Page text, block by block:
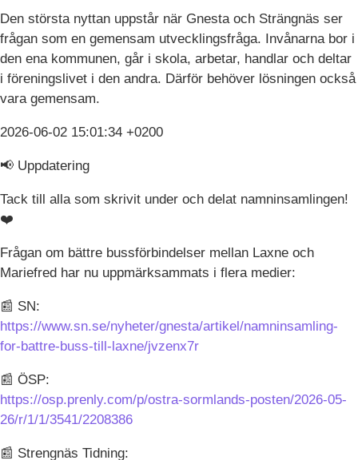
Den största nyttan uppstår när Gnesta och Strängnäs ser
frågan som en gemensam utvecklingsfråga. Invånarna bor i
den ena kommunen, går i skola, arbetar, handlar och deltar
i föreningslivet i den andra. Därför behöver lösningen också
vara gemensam.
2026-06-02 15:01:34 +0200
📢 Uppdatering
Tack till alla som skrivit under och delat namninsamlingen!
❤️
Frågan om bättre bussförbindelser mellan Laxne och
Mariefred har nu uppmärksammats i flera medier:
📰 SN:
https://www.sn.se/nyheter/gnesta/artikel/namninsamling-
for-battre-buss-till-laxne/jvzenx7r
📰 ÖSP:
https://osp.prenly.com/p/ostra-sormlands-posten/2026-05-
26/r/1/1/3541/2208386
📰 Strengnäs Tidning: